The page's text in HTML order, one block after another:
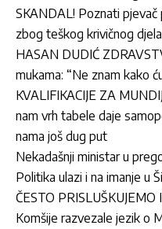
SKANDAL! Poznati pjevač
zbog teškog krivičnog
HASAN DUDIĆ
mukama: “Ne znam kako
KVALIFIKACIJE ZA
nam vrh tabele daje
nama još dug put
Nekadašnji ministar u
Politika ulazi i na imanje u
ČESTO
Komšije razvezale jezik o